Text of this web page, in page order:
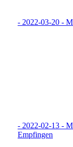
- 2022-03-20 -
- 2022-02-13 -
Empfingen